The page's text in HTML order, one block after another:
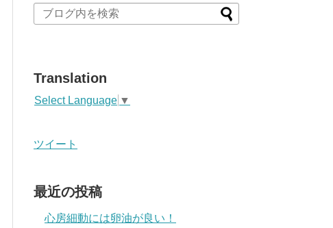
Translation
Select Language ▼
ツイート
最近の投稿
心房細動には卵油が良い！